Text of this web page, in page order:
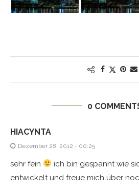
0
HIACYNTA
Dezember 28, 2012 - 00:25
sehr fein
ich bin gespannt wie
entwickelt und freue mich über